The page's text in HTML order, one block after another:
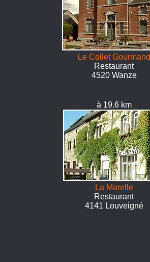
Le Collet Gourmand
Restaurant
4520 Wanze
à 19.6 km
La Marelle
Restaurant
4141 Louveigné